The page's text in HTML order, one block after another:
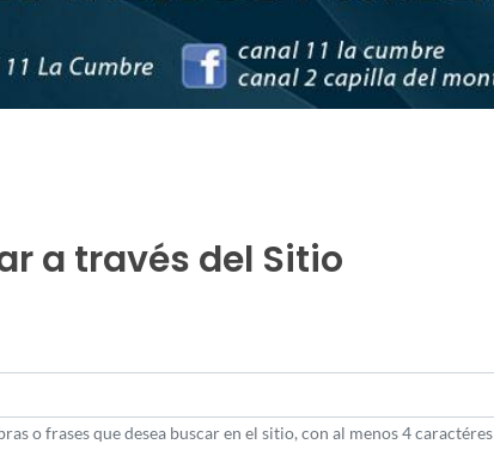
a través del Sitio
o frases que desea buscar en el sitio, con al menos 4